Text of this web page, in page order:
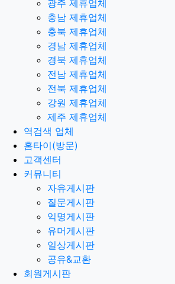
광주 제휴업체
충남 제휴업체
충북 제휴업체
경남 제휴업체
경북 제휴업체
전남 제휴업체
전북 제휴업체
강원 제휴업체
제주 제휴업체
역검색 업체
홈타이(방문)
고객센터
커뮤니티
자유게시판
질문게시판
익명게시판
유머게시판
일상게시판
공유&교환
회원게시판